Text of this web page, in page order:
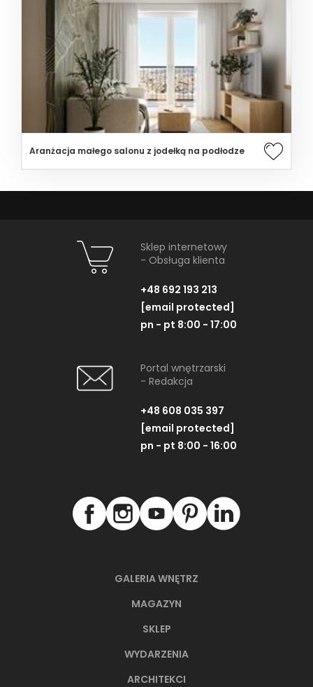
Aranżacja małego salonu z jodełką na podłodze
GALERIA WNĘTRZ
MAGAZYN
SKLEP
WYDARZENIA
ARCHITEKCI
Sklep internetowy
- Obsługa klienta
+48 692 193 213
[email protected]
pn - pt 8:00 - 17:00
Portal wnętrzarski
- Redakcja
+48 608 035 397
[email protected]
pn - pt 8:00 - 16:00